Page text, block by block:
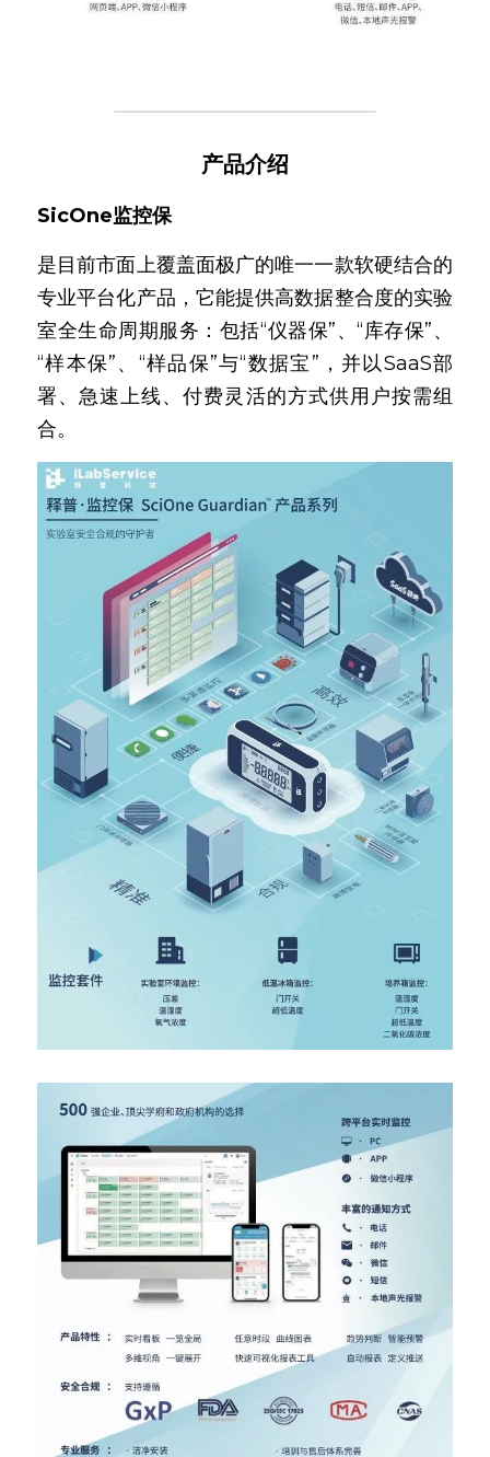
产品介绍
SicOne监控保
是目前市面上覆盖面极广的唯一一款软硬结合的
专业平台化产品，它能提供高数据整合度的实验
室全生命周期服务：包括“仪器保”、“库存保”、
“样本保”、“样品保”与“数据宝”，并以SaaS部
署、急速上线、付费灵活的方式供用户按需组
合。